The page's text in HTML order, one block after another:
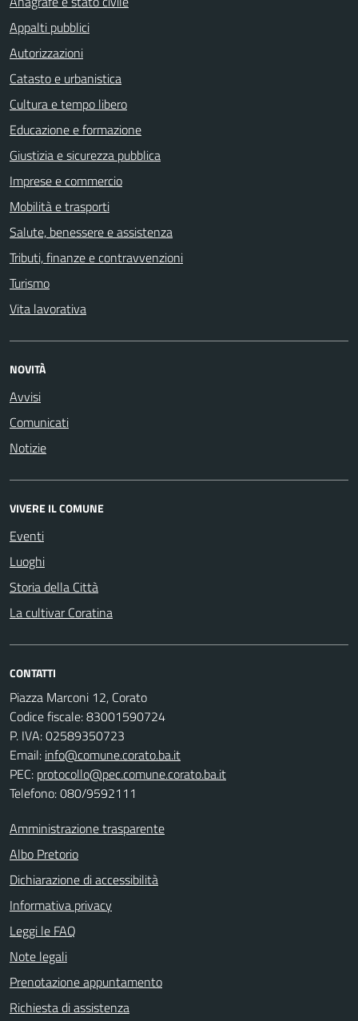
Appalti pubblici
Autorizzazioni
Catasto e urbanistica
Cultura e tempo libero
Educazione e formazione
Giustizia e sicurezza pubblica
Imprese e commercio
Mobilità e trasporti
Salute, benessere e assistenza
Tributi, finanze e contravvenzioni
Turismo
Vita lavorativa
NOVITÀ
Avvisi
Comunicati
Notizie
VIVERE IL COMUNE
Eventi
Luoghi
Storia della Città
La cultivar Coratina
CONTATTI
Piazza Marconi 12, Corato
Codice fiscale: 83001590724
P. IVA: 02589350723
Email: info@comune.corato.ba.it
PEC: protocollo@pec.comune.corato.ba.it
Telefono: 080/9592111
Amministrazione trasparente
Albo Pretorio
Dichiarazione di accessibilità
Informativa privacy
Leggi le FAQ
Note legali
Prenotazione appuntamento
Richiesta di assistenza